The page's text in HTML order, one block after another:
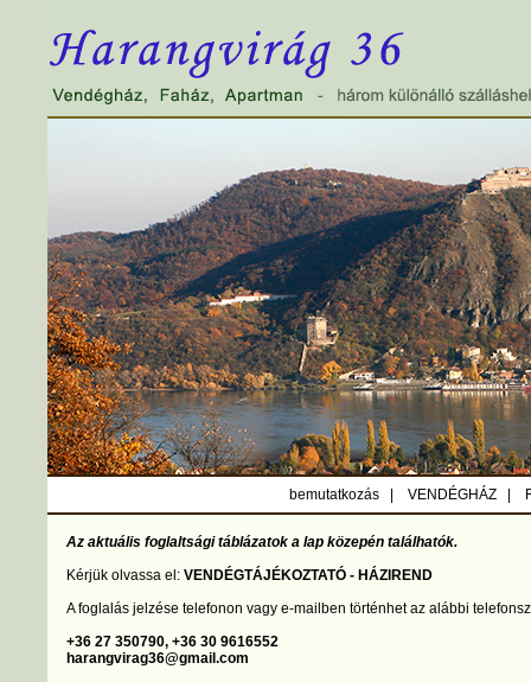
bemutatkozás | VENDÉGHÁZ |
Az aktuális foglaltsági táblázatok a lap közepén találhatók.
Kérjük olvassa el: VENDÉGTÁJÉKOZTATÓ - HÁZIREND
A foglalás jelzése telefonon vagy e-mailben történhet az alábbi
+36 27 350790, +36 30 9616552
harangvirag36@gmail.com